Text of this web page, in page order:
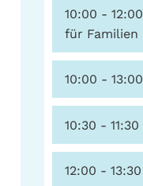
10:00 - 12:00
für Familien
10:00 - 13:00
10:30 - 11:30
12:00 - 13:30